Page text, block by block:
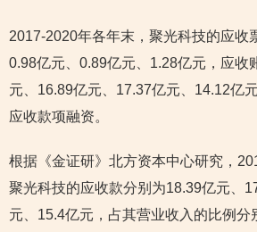
2017-2020年各年末，聚光科技的应收
0.98亿元、0.89亿元、1.28亿元，应收
元、16.89亿元、17.37亿元、14.12亿
应收款项融资。
根据《金证研》北方资本中心研究，
聚光科技的应收款分别为18.39亿元、
元、15.4亿元，占其营业收入的比例分